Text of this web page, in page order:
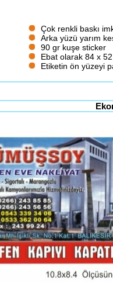
Çok renkli baskı
Arka yüzü yarım
90 gr kuşe sticker
Ebat olarak 84 x
Etiketin ön yüzeyi